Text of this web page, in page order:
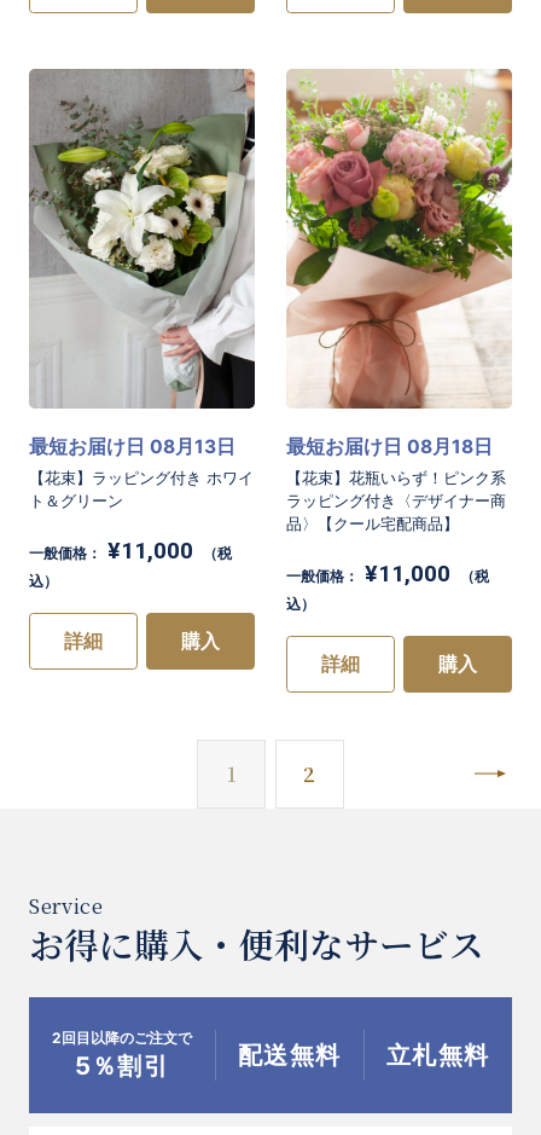
【花束】ラッピング付き ホワイ
ト＆グリーン
最短お届け日 08月13日
一般価格： ¥11,000
（税
込）
詳細 購入
【花束】花瓶いらず！ピンク系
ラッピング付き〈デザイナー商
品〉【クール宅配商品】
最短お届け日 08月18日
一般価格： ¥11,000
（税
込）
詳細 購入
1 2
お得に購入・便利なサービス
2回目以降のご注文で
5％割引 配送無料 立札無料